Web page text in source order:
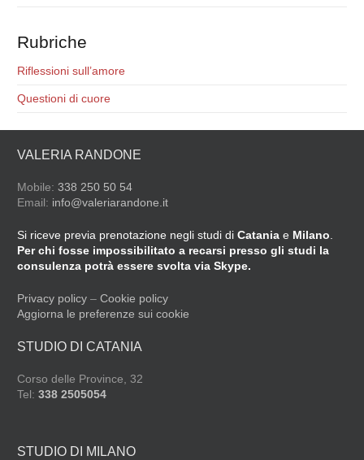
Rubriche
Riflessioni sull’amore
Questioni di cuore
VALERIA RANDONE
Mobile: 338 250 50 54
Email: info@valeriarandone.it
Si riceve previa prenotazione negli studi di Catania e Milano
Per chi fosse impossibilitato a recarsi presso gli studi la
consulenza potrà essere svolta via Skype.
Privacy policy – Cookie policy
Aggiorna le preferenze sui cookie
STUDIO DI CATANIA
Corso delle Province, 32
Tel: 338 2505054
STUDIO DI MILANO